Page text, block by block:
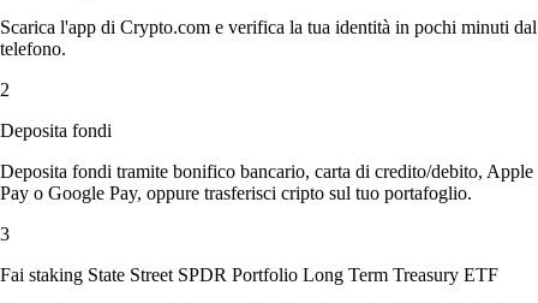
Scarica l'app di Crypto.com e verifica la tua identità in pochi minuti dal
telefono.
2
Deposita fondi
Deposita fondi tramite bonifico bancario, carta di credito/debito, Apple
Pay o Google Pay, oppure trasferisci cripto sul tuo portafoglio.
3
Fai staking State Street SPDR Portfolio Long Term Treasury ETF